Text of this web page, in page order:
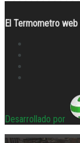
El Termometro web
Desarrollado por